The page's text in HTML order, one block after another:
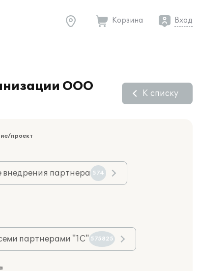
Корзина Вход
ООО
К списку
проект
внедрения партнера 574
партнерами "1С" 575825